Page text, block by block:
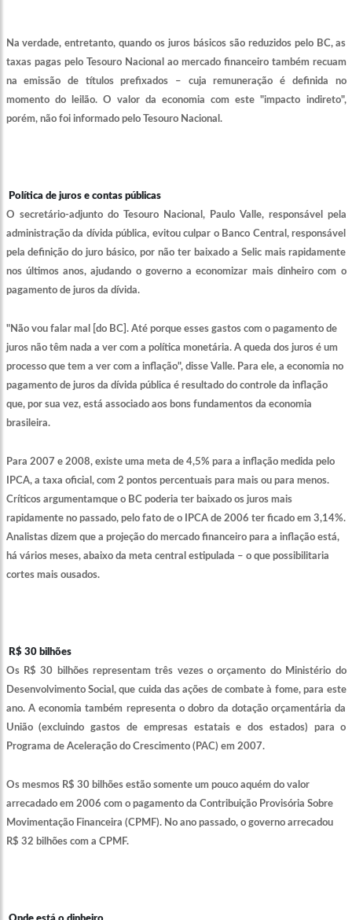
Na verdade, entretanto, quando os juros básicos são reduzidos pelo BC, as
taxas pagas pelo Tesouro Nacional ao mercado financeiro também recuam
na emissão de títulos prefixados – cuja remuneração é definida no
momento do leilão. O valor da economia com este "impacto indireto",
porém, não foi informado pelo Tesouro Nacional.
Política de juros e contas públicas
O secretário-adjunto do Tesouro Nacional, Paulo Valle, responsável pela
administração da dívida pública, evitou culpar o Banco Central, responsável
pela definição do juro básico, por não ter baixado a Selic mais rapidamente
nos últimos anos, ajudando o governo a economizar mais dinheiro com o
pagamento de juros da dívida.
"Não vou falar mal [do BC]. Até porque esses gastos com o pagamento de
juros não têm nada a ver com a política monetária. A queda dos juros é um
processo que tem a ver com a inflação", disse Valle. Para ele, a economia no
pagamento de juros da dívida pública é resultado do controle da inflação
que, por sua vez, está associado aos bons fundamentos da economia
brasileira.
Para 2007 e 2008, existe uma meta de 4,5% para a inflação medida pelo
IPCA, a taxa oficial, com 2 pontos percentuais para mais ou para menos.
Críticos argumentamque o BC poderia ter baixado os juros mais
rapidamente no passado, pelo fato de o IPCA de 2006 ter ficado em 3,14%.
Analistas dizem que a projeção do mercado financeiro para a inflação está,
há vários meses, abaixo da meta central estipulada – o que possibilitaria
cortes mais ousados.
R$ 30 bilhões
Os R$ 30 bilhões representam três vezes o orçamento do Ministério do
Desenvolvimento Social, que cuida das ações de combate à fome, para este
ano. A economia também representa o dobro da dotação orçamentária da
União (excluindo gastos de empresas estatais e dos estados) para o
Programa de Aceleração do Crescimento (PAC) em 2007.
Os mesmos R$ 30 bilhões estão somente um pouco aquém do valor
arrecadado em 2006 com o pagamento da Contribuição Provisória Sobre
Movimentação Financeira (CPMF). No ano passado, o governo arrecadou
R$ 32 bilhões com a CPMF.